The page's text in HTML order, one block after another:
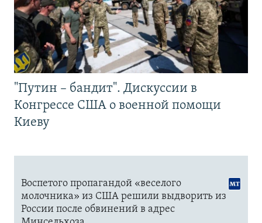
"Путин – бандит". Дискуссии в
Конгрессе США о военной помощи
Киеву